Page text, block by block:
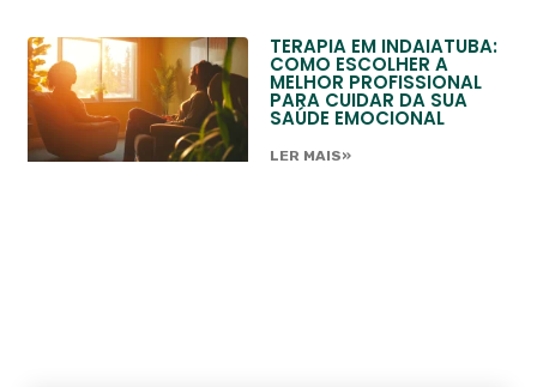
TERAPIA EM INDAIATUBA:
COMO ESCOLHER A
MELHOR PROFISSIONAL
PARA CUIDAR DA SUA
SAÚDE EMOCIONAL
LER MAIS»